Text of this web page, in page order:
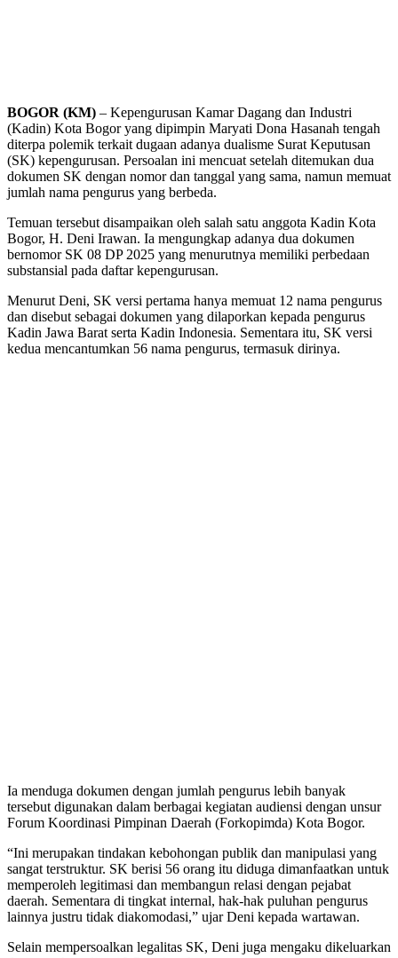
BOGOR (KM) – Kepengurusan Kamar Dagang dan Industri
(Kadin) Kota Bogor yang dipimpin Maryati Dona Hasanah tengah
diterpa polemik terkait dugaan adanya dualisme Surat Keputusan
(SK) kepengurusan. Persoalan ini mencuat setelah ditemukan dua
dokumen SK dengan nomor dan tanggal yang sama, namun memuat
jumlah nama pengurus yang berbeda.
Temuan tersebut disampaikan oleh salah satu anggota Kadin Kota
Bogor, H. Deni Irawan. Ia mengungkap adanya dua dokumen
bernomor SK 08 DP 2025 yang menurutnya memiliki perbedaan
substansial pada daftar kepengurusan.
Menurut Deni, SK versi pertama hanya memuat 12 nama pengurus
dan disebut sebagai dokumen yang dilaporkan kepada pengurus
Kadin Jawa Barat serta Kadin Indonesia. Sementara itu, SK versi
kedua mencantumkan 56 nama pengurus, termasuk dirinya.
Ia menduga dokumen dengan jumlah pengurus lebih banyak
tersebut digunakan dalam berbagai kegiatan audiensi dengan unsur
Forum Koordinasi Pimpinan Daerah (Forkopimda) Kota Bogor.
“Ini merupakan tindakan kebohongan publik dan manipulasi yang
sangat terstruktur. SK berisi 56 orang itu diduga dimanfaatkan untuk
memperoleh legitimasi dan membangun relasi dengan pejabat
daerah. Sementara di tingkat internal, hak-hak puluhan pengurus
lainnya justru tidak diakomodasi,” ujar Deni kepada wartawan.
Selain mempersoalkan legalitas SK, Deni juga mengaku dikeluarkan